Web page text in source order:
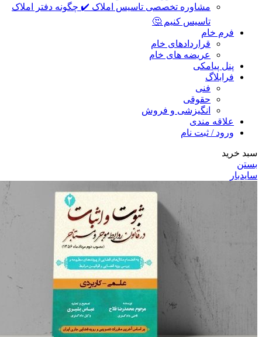
مشاوره تخصصی تاسیس املاک ✔️ چگونه دفتر املاک
تاسیس کنیم 🤔
فرم خام
قراردادهای خام
عریضه های خام
پنل پیامکی
فرابلاگ
فنی
حقوقی
انگیزشی و فروش
علاقه مندی
ورود / ثبت نام
سبد خرید
بستن
سایدبار